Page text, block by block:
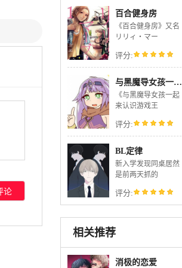
百合健身房
《百合健身房》又名
リリィ・マー
评分:
与黑魔导女孩一起来认识游戏王的规则
《与黑魔导女孩一起
来认识游戏王
评分:
BL定律
新入学发现同桌居然
是前两天抓的
评分:
相关推荐
消极的恋爱